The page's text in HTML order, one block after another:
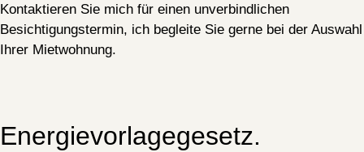
Kontaktieren Sie mich für einen unverbindlichen
Besichtigungstermin, ich begleite Sie gerne bei der Auswahl
Ihrer Mietwohnung.
Energievorlagegesetz.